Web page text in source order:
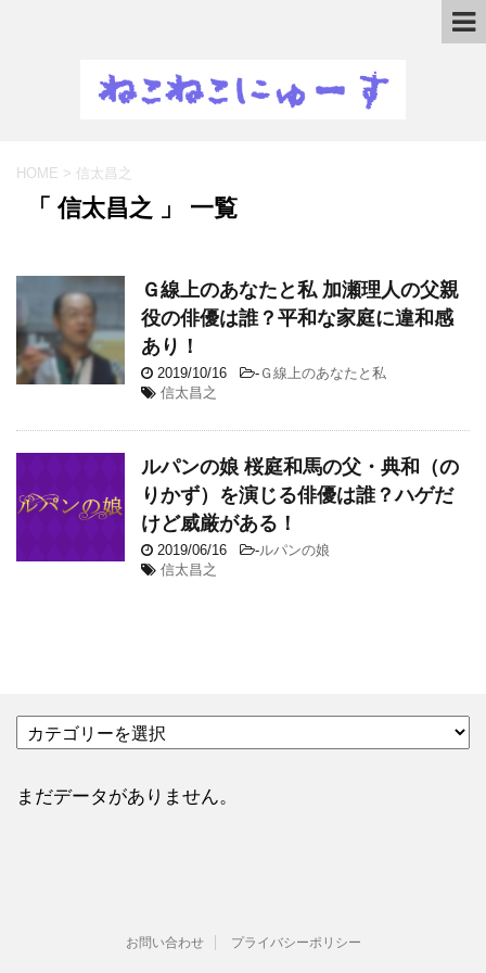
HOME > 信太昌之
「 信太昌之 」 一覧
Ｇ線上のあなたと私 加瀬理人の父親
役の俳優は誰？平和な家庭に違和感
あり！
2019/10/16 - Ｇ線上のあなたと私
信太昌之
ルパンの娘 桜庭和馬の父・典和（の
りかず）を演じる俳優は誰？ハゲだ
けど威厳がある！
2019/06/16 -ルパンの娘
信太昌之
テ
リ
まだデータがありません。
お問い合わせ プライバシーポリシー